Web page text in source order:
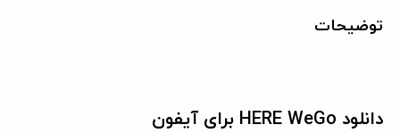
توضیحات
دانلود HERE WeGo برای آیفون